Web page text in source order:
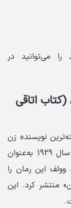
را می‌توانید در
6. کتاب A Room of One’s Own (کتاب اتاقی
نویسنده زن
تاریخ است، کتاب «اتاقی از آن خود» را در سال 1929 به‌عنوان
وولف این رمان را
منتشر کرد. این